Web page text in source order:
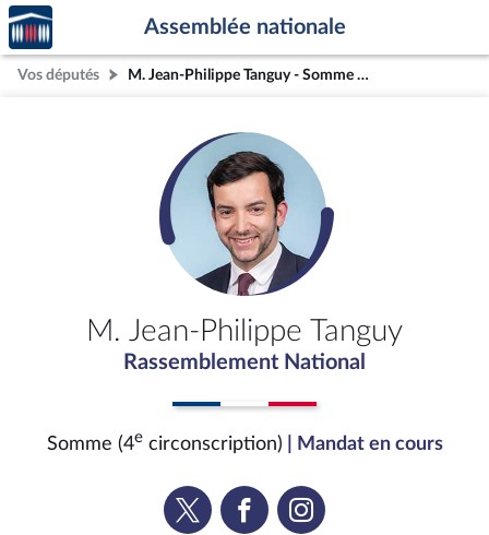
Aller au contenu
Aller en bas de la page
Accèder
à la
page
d'accueil
Assemblée nationale
Vos députés M. Jean-Philippe Tanguy - Somme (4e circonscription)
M. Jean-Philippe Tanguy
Rassemblement National
Somme (4ecirconscription) | Mandat en cours
Voir
la
Voir
la
Voir
la